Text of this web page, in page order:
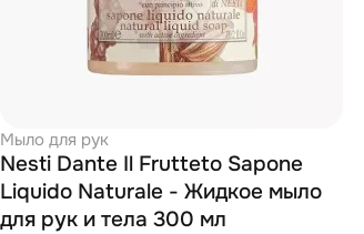
Мыло для рук
Nesti Dante Il Frutteto Sapone
Liquido Naturale - Жидкое мыло
для рук и тела 300 мл